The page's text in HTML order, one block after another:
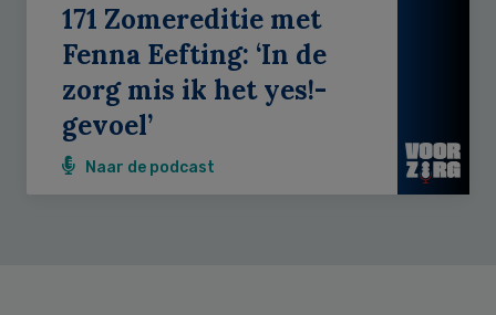
171 Zomereditie met
Fenna Eefting: ‘In de
zorg mis ik het yes!-
gevoel’
Naar de podcast